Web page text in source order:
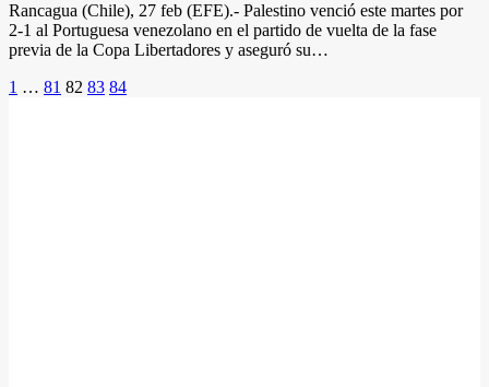
Rancagua (Chile), 27 feb (EFE).- Palestino venció este martes por
2-1 al Portuguesa venezolano en el partido de vuelta de la fase
previa de la Copa Libertadores y aseguró su…
Posts
1 … 81 82 83 84